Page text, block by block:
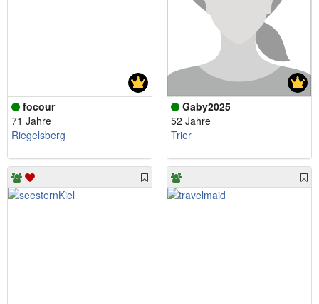
focour
71 Jahre
Riegelsberg
Gaby2025
52 Jahre
Trier